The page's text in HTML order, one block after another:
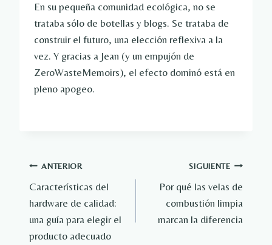
En su pequeña comunidad ecológica, no se
trataba sólo de botellas y blogs. Se trataba de
construir el futuro, una elección reflexiva a la
vez. Y gracias a Jean (y un empujón de
ZeroWasteMemoirs), el efecto dominó está en
pleno apogeo.
Navegación
de
entradas
ANTERIOR
Características del
hardware de calidad:
una guía para elegir el
producto adecuado
SIGUIENTE
Por qué las velas de
combustión limpia
marcan la diferencia